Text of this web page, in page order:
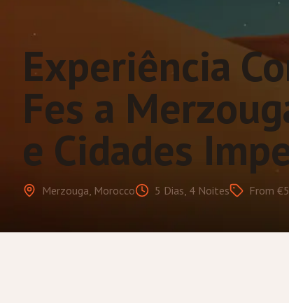
Experiência
Fes a
e Cidades
Merzouga, Morocco 5 Dias, 4 Noites From